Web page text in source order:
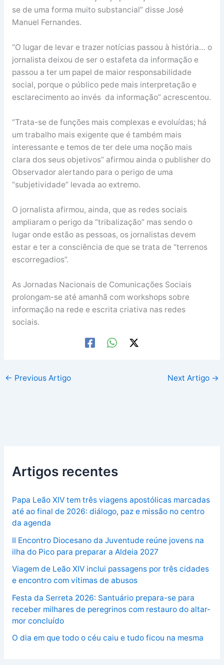
se de uma forma muito substancial” disse José
Manuel Fernandes.
“O lugar de levar e trazer notícias passou à história… o
jornalista deixou de ser o estafeta da informação e
passou a ter um papel de maior responsabilidade
social, porque o público pede mais interpretação e
esclarecimento ao invés da informação” acrescentou.
“Trata-se de funções mais complexas e evoluídas; há
um trabalho mais exigente que é também mais
interessante e temos de ter dele uma noção mais
clara dos seus objetivos” afirmou ainda o publisher do
Observador alertando para o perigo de uma
“subjetividade” levada ao extremo.
O jornalista afirmou, ainda, que as redes sociais
ampliaram o perigo da “tribalização” mas sendo o
lugar onde estão as pessoas, os jornalistas devem
estar e ter a consciência de que se trata de “terrenos
escorregadios”.
As Jornadas Nacionais de Comunicações Sociais
prolongam-se até amanhã com workshops sobre
informação na rede e escrita criativa nas redes
sociais.
← Previous Artigo Next Artigo →
Artigos recentes
Papa Leão XIV tem três viagens apostólicas marcadas
até ao final de 2026: diálogo, paz e missão no centro
da agenda
II Encontro Diocesano da Juventude reúne jovens na
ilha do Pico para preparar a Aldeia 2027
Viagem de Leão XIV inclui passagens por três cidades
e encontro com vítimas de abusos
Festa da Serreta 2026: Santuário prepara-se para
receber milhares de peregrinos com restauro do altar-
mor concluído
O dia em que todo o céu caiu e tudo ficou na mesma